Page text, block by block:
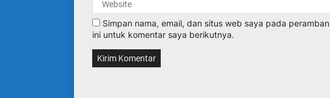
Simpan nama, email, dan situs web saya pada peramban
ini untuk komentar saya berikutnya.